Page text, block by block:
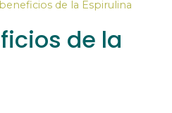
de la Espirulina
de la